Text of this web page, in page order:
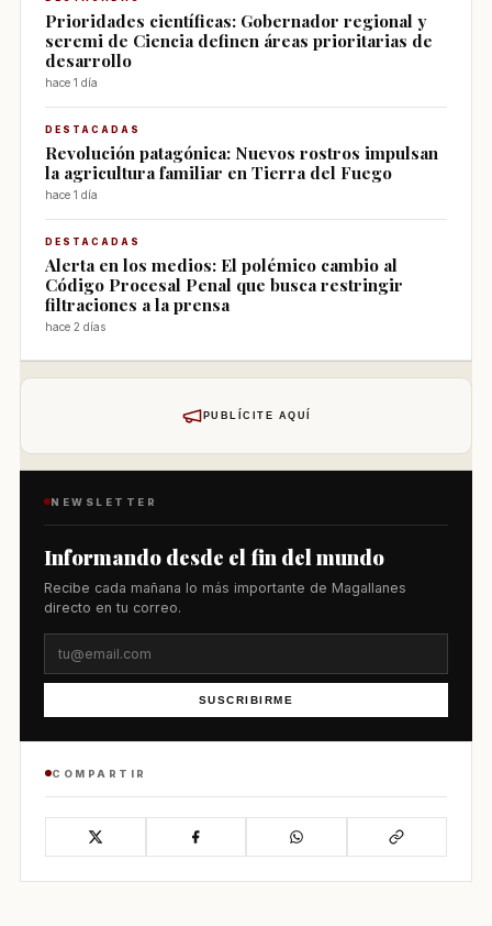
Prioridades científicas: Gobernador regional y
seremi de Ciencia definen áreas prioritarias de
desarrollo
hace 1 día
DESTACADAS
Revolución patagónica: Nuevos rostros impulsan
la agricultura familiar en Tierra del Fuego
hace 1 día
DESTACADAS
Alerta en los medios: El polémico cambio al
Código Procesal Penal que busca restringir
filtraciones a la prensa
hace 2 días
PUBLÍCITE AQUÍ
NEWSLETTER
Informando desde el fin del mundo
Recibe cada mañana lo más importante de Magallanes
directo en tu correo.
SUSCRIBIRME
COMPARTIR